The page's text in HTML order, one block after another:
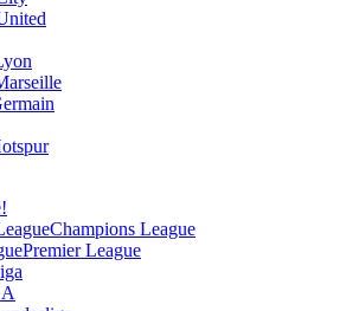
Champions League
Premier League